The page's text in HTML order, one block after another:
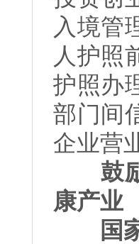
入境管
人护照
护照办
部门间
企业营
鼓励
康产业
国家